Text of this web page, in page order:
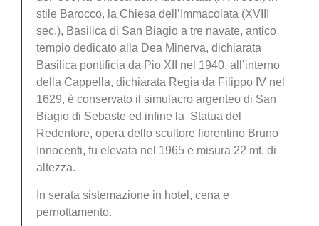
stile Barocco, la Chiesa dell’Immacolata (XVIII
sec.), Basilica di San Biagio a tre navate, antico
tempio dedicato alla Dea Minerva, dichiarata
Basilica pontificia da Pio XII nel 1940, all’interno
della Cappella, dichiarata Regia da Filippo IV nel
1629, è conservato il simulacro argenteo di San
Biagio di Sebaste ed infine la Statua del
Redentore, opera dello scultore fiorentino Bruno
Innocenti, fu elevata nel 1965 e misura 22 mt. di
altezza.
In serata sistemazione in hotel, cena e
pernottamento.